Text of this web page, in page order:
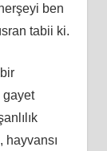
ben
tabii ki.
gayet
hayvansı